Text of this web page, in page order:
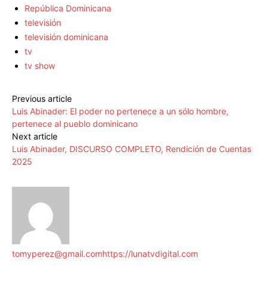
República Dominicana
televisión
televisión dominicana
tv
tv show
Previous article
Luis Abinader: El poder no pertenece a un sólo hombre,
pertenece al pueblo dominicano
Next article
Luis Abinader, DISCURSO COMPLETO, Rendición de Cuentas
2025
tomyperez@gmail.comhttps://lunatvdigital.com